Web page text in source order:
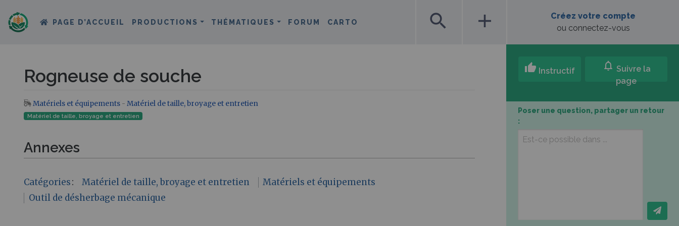
PAGE D’ACCUEIL PRODUCTIONS THÉMATIQUES FORUM CARTO search add
Créez votre compte
ou connectez-vous
Rogneuse de souche
Aller à :navigation,rechercher
Matériels et équipements - Matériel de taille, broyage et entretien
Matériel de taille, broyage et entretien
Annexes
Catégories: Matériel de taille, broyage et entretien
Matériels et équipements
Outil de désherbage mécanique
thumb_up Instructif notifications Suivre la
page
Poser une question, partager un retour
: